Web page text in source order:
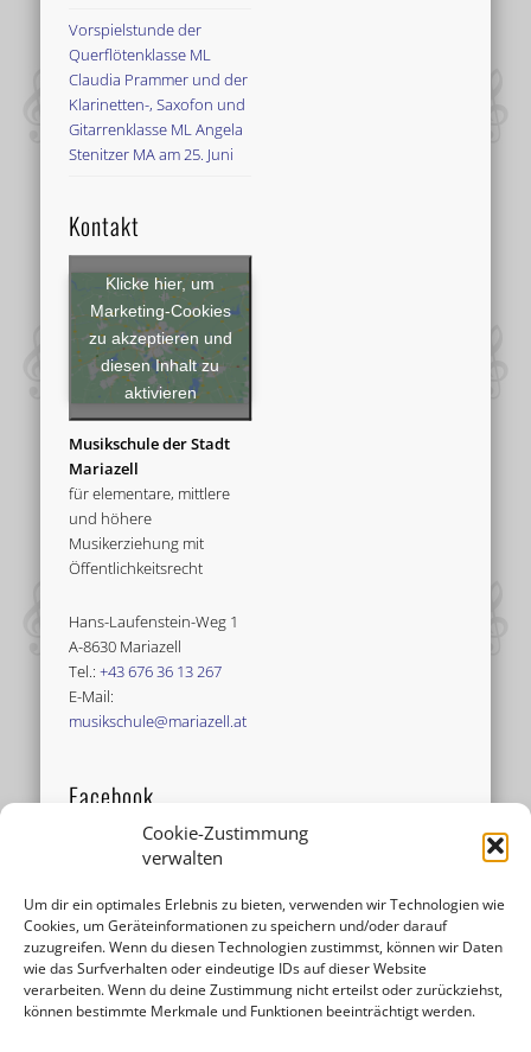
Cookie-Zustimmung
verwalten
Um dir ein optimales Erlebnis zu bieten, verwenden wir Technologien wie
Cookies, um Geräteinformationen zu speichern und/oder darauf
zuzugreifen. Wenn du diesen Technologien zustimmst, können wir Daten
wie das Surfverhalten oder eindeutige IDs auf dieser Website
verarbeiten. Wenn du deine Zustimmung nicht erteilst oder zurückziehst,
können bestimmte Merkmale und Funktionen beeinträchtigt werden.
Vorspielstunde der
Querflötenklasse ML
Claudia Prammer und der
Klarinetten-, Saxofon und
Gitarrenklasse ML Angela
Stenitzer MA am 25. Juni
Kontakt
Klicke hier, um
Marketing-Cookies
zu akzeptieren und
diesen Inhalt zu
aktivieren
Musikschule der Stadt
Mariazell
für elementare, mittlere
und höhere
Musikerziehung mit
Öffentlichkeitsrecht
Hans-Laufenstein-Weg 1
A-8630 Mariazell
Tel.:+43 676 36 13 267
E-Mail:
musikschule@mariazell.at
Facebook